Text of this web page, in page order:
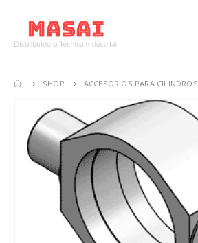
SHOP ACCESORIOS PARA CILINDROS